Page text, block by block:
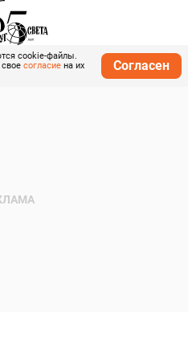
cookie-файлы.
согласие на их
Согласен